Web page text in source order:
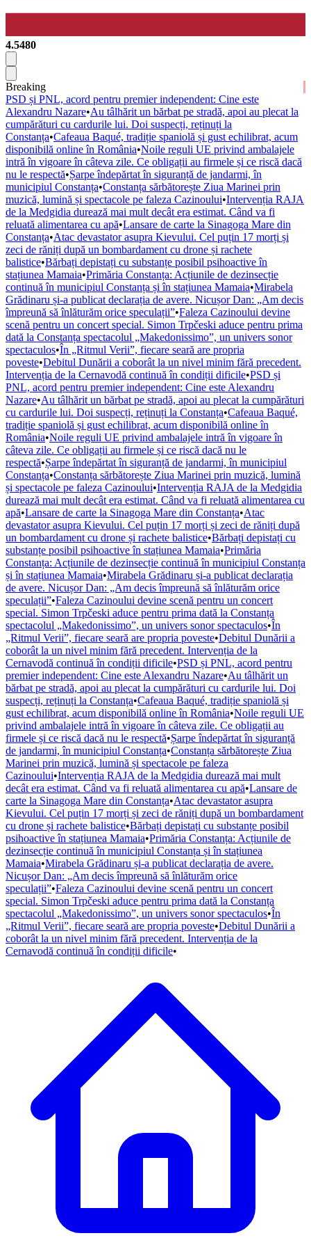
4.5480
Breaking
PSD și PNL, acord pentru premier independent: Cine este
Alexandru Nazare•Au tâlhărit un bărbat pe stradă, apoi au plecat la
cumpărături cu cardurile lui. Doi suspecți, reținuți la
Constanța•Cafeaua Baqué, tradiție spaniolă și gust echilibrat, acum
disponibilă online în România•Noile reguli UE privind ambalajele
intră în vigoare în câteva zile. Ce obligații au firmele și ce riscă dacă
nu le respectă•Șarpe îndepărtat în siguranță de jandarmi, în
municipiul Constanța•Constanța sărbătorește Ziua Marinei prin
muzică, lumină și spectacole pe faleza Cazinoului•Intervenția RAJA
de la Medgidia durează mai mult decât era estimat. Când va fi
reluată alimentarea cu apă•Lansare de carte la Sinagoga Mare din
Constanța•Atac devastator asupra Kievului. Cel puțin 17 morți și
zeci de răniți după un bombardament cu drone și rachete
balistice•Bărbați depistați cu substanțe posibil psihoactive în
stațiunea Mamaia•Primăria Constanța: Acțiunile de dezinsecție
continuă în municipiul Constanța și în stațiunea Mamaia•Mirabela
Grădinaru și-a publicat declarația de avere. Nicușor Dan: „Am decis
împreună să înlăturăm orice speculații”•Faleza Cazinoului devine
scenă pentru un concert special. Simon Trpčeski aduce pentru prima
dată la Constanța spectacolul „Makedonissimo”, un univers sonor
spectaculos•În „Ritmul Verii”, fiecare seară are propria
poveste•Debitul Dunării a coborât la un nivel minim fără precedent.
Intervenția de la Cernavodă continuă în condiții dificile•PSD și
PNL, acord pentru premier independent: Cine este Alexandru
Nazare•Au tâlhărit un bărbat pe stradă, apoi au plecat la cumpărături
cu cardurile lui. Doi suspecți, reținuți la Constanța•Cafeaua Baqué,
tradiție spaniolă și gust echilibrat, acum disponibilă online în
România•Noile reguli UE privind ambalajele intră în vigoare în
câteva zile. Ce obligații au firmele și ce riscă dacă nu le
respectă•Șarpe îndepărtat în siguranță de jandarmi, în municipiul
Constanța•Constanța sărbătorește Ziua Marinei prin muzică, lumină
și spectacole pe faleza Cazinoului•Intervenția RAJA de la Medgidia
durează mai mult decât era estimat. Când va fi reluată alimentarea cu
apă•Lansare de carte la Sinagoga Mare din Constanța•Atac
devastator asupra Kievului. Cel puțin 17 morți și zeci de răniți după
un bombardament cu drone și rachete balistice•Bărbați depistați cu
substanțe posibil psihoactive în stațiunea Mamaia•Primăria
Constanța: Acțiunile de dezinsecție continuă în municipiul Constanța
și în stațiunea Mamaia•Mirabela Grădinaru și-a publicat declarația
de avere. Nicușor Dan: „Am decis împreună să înlăturăm orice
speculații”•Faleza Cazinoului devine scenă pentru un concert
special. Simon Trpčeski aduce pentru prima dată la Constanța
spectacolul „Makedonissimo”, un univers sonor spectaculos•În
„Ritmul Verii”, fiecare seară are propria poveste•Debitul Dunării a
coborât la un nivel minim fără precedent. Intervenția de la
Cernavodă continuă în condiții dificile•PSD și PNL, acord pentru
premier independent: Cine este Alexandru Nazare•Au tâlhărit un
bărbat pe stradă, apoi au plecat la cumpărături cu cardurile lui. Doi
suspecți, reținuți la Constanța•Cafeaua Baqué, tradiție spaniolă și
gust echilibrat, acum disponibilă online în România•Noile reguli UE
privind ambalajele intră în vigoare în câteva zile. Ce obligații au
firmele și ce riscă dacă nu le respectă•Șarpe îndepărtat în siguranță
de jandarmi, în municipiul Constanța•Constanța sărbătorește Ziua
Marinei prin muzică, lumină și spectacole pe faleza
Cazinoului•Intervenția RAJA de la Medgidia durează mai mult
decât era estimat. Când va fi reluată alimentarea cu apă•Lansare de
carte la Sinagoga Mare din Constanța•Atac devastator asupra
Kievului. Cel puțin 17 morți și zeci de răniți după un bombardament
cu drone și rachete balistice•Bărbați depistați cu substanțe posibil
psihoactive în stațiunea Mamaia•Primăria Constanța: Acțiunile de
dezinsecție continuă în municipiul Constanța și în stațiunea
Mamaia•Mirabela Grădinaru și-a publicat declarația de avere.
Nicușor Dan: „Am decis împreună să înlăturăm orice
speculații”•Faleza Cazinoului devine scenă pentru un concert
special. Simon Trpčeski aduce pentru prima dată la Constanța
spectacolul „Makedonissimo”, un univers sonor spectaculos•În
„Ritmul Verii”, fiecare seară are propria poveste•Debitul Dunării a
coborât la un nivel minim fără precedent. Intervenția de la
Cernavodă continuă în condiții dificile•